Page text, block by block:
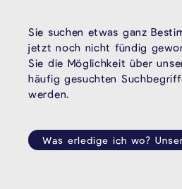
Sie suchen etwas ganz
jetzt noch nicht fündig
Sie die Möglichkeit über
häufig gesuchten
werden.
Was erledige ich wo?